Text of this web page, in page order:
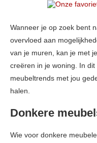
Wanneer je op zoek bent
overvloed aan
van je muren, kan je met
creëren in je woning. In
meubeltrends met jou
halen.
Donkere
Wie voor donkere